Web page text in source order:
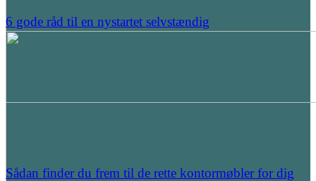
6 gode råd til en nystartet selvstændig
Sådan finder du frem til de rette kontormøbler for dig